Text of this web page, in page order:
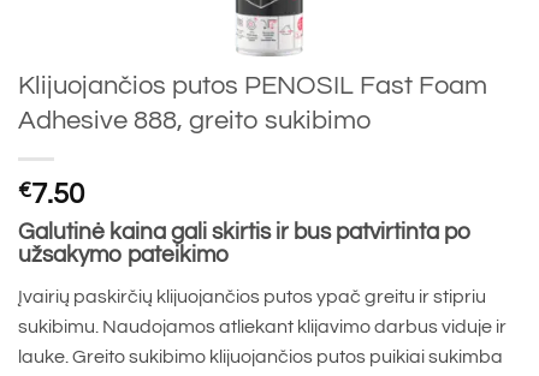
Klijuojančios putos PENOSIL Fast Foam
Adhesive 888, greito sukibimo
€7.50
Galutinė kaina gali skirtis ir bus patvirtinta po
užsakymo pateikimo
Įvairių paskirčių klijuojančios putos ypač greitu ir stipriu
sukibimu. Naudojamos atliekant klijavimo darbus viduje ir
lauke. Greito sukibimo klijuojančios putos puikiai sukimba